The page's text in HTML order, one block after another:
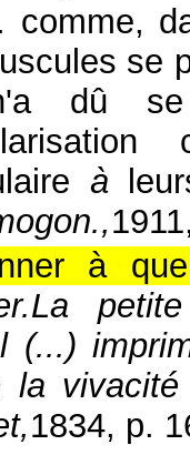
comme,
se
dû se
à
1911
à
La
(...)
la
1834, p.